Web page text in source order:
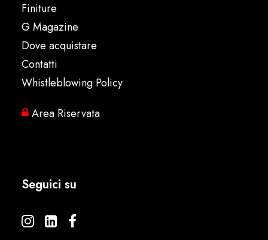
Finiture
G Magazine
Dove acquistare
Contatti
Whistleblowing Policy
Area Riservata
Seguici su